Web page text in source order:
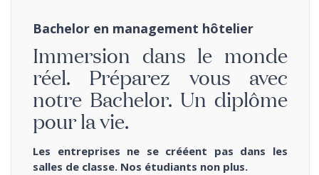
Bachelor en management hôtelier
Immersion dans le monde
réel. Préparez vous avec
notre Bachelor. Un diplôme
pour la vie.
Les entreprises ne se crééent pas dans les
salles de classe. Nos étudiants non plus.